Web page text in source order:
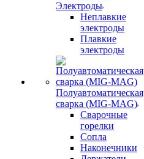
Электроды
Неплавкие
электроды
Плавкие
электроды
Полуавтоматическая
сварка (MIG-MAG)
Сварочные
горелки
Сопла
Наконечники